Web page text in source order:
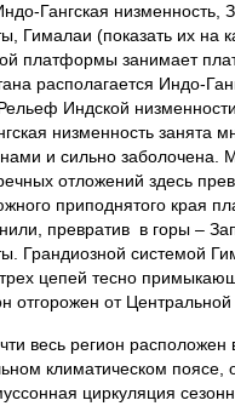
Гангская низменность,
Гималаи (показать их на
платформы занимает
располагается Индо-
Индской
низменность занята
и сильно заболочена.
отложений здесь
приподнятого края
превратив в горы –
Грандиозной системой
цепей тесно
отгорожен от Центральной
весь регион расположен
климатическом поясе,
циркуляция